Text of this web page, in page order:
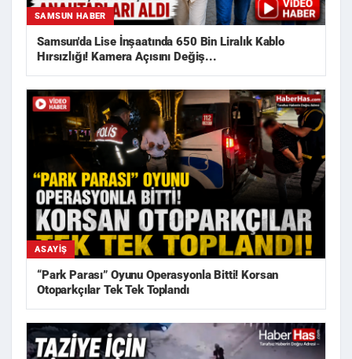
SAMSUN HABER
Samsun'da Lise İnşaatında 650 Bin Liralık Kablo
Hırsızlığı! Kamera Açısını Değiş...
ASAYIŞ
“Park Parası” Oyunu Operasyonla Bitti! Korsan
Otoparkçılar Tek Tek Toplandı